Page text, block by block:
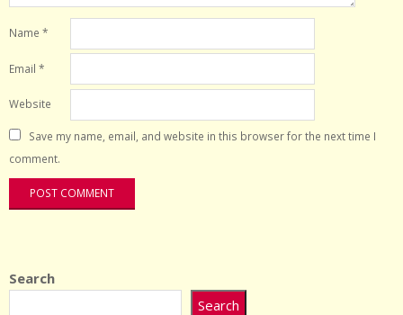
Name *
Email *
Website
Save my name, email, and website in this browser for the next time I
comment.
Search
Search